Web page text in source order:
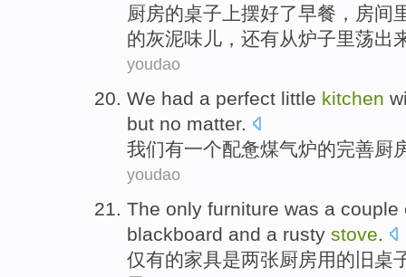
厨房的桌子上摆好了早餐 ，房间
的灰泥味儿 ， 还有从炉子里荡出
youdao
We had a perfect little kitchen
but no matter.
我们有一个配惫煤气炉的完善厨
youdao
The only furniture was a couple
blackboard and a rusty stove.
仅有的家具是两张厨房用的 旧 桌